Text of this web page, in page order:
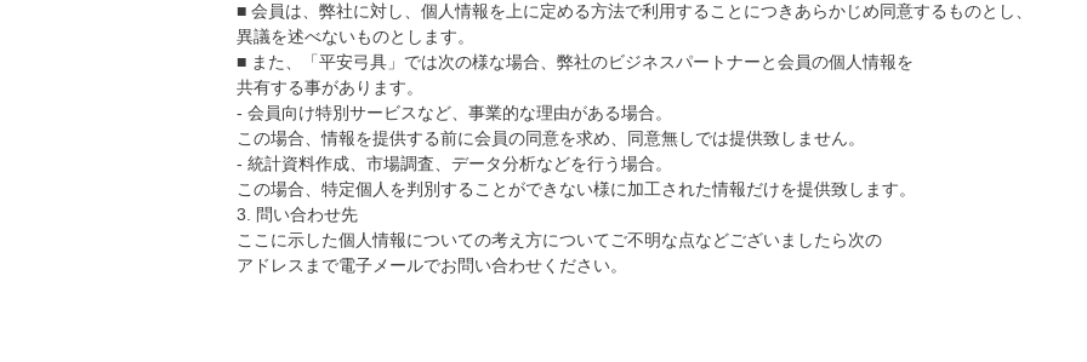
■ 会員は、弊社に対し、個人情報を上に定める方法で利用することにつきあらかじめ同意するものとし、
異議を述べないものとします。
■ また、「平安弓具」では次の様な場合、弊社のビジネスパートナーと会員の個人情報を
共有する事があります。
- 会員向け特別サービスなど、事業的な理由がある場合。
この場合、情報を提供する前に会員の同意を求め、同意無しでは提供致しません。
- 統計資料作成、市場調査、データ分析などを行う場合。
この場合、特定個人を判別することができない様に加工された情報だけを提供致します。
3. 問い合わせ先
ここに示した個人情報についての考え方についてご不明な点などございましたら次の
アドレスまで電子メールでお問い合わせください。